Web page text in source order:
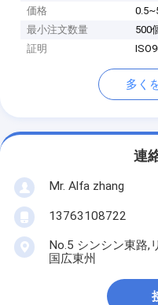
価格
最小注文数量
500
証明
多く
連
Mr. Alfa zhang
13763108722
No.5 シンシン東路,
国広東州